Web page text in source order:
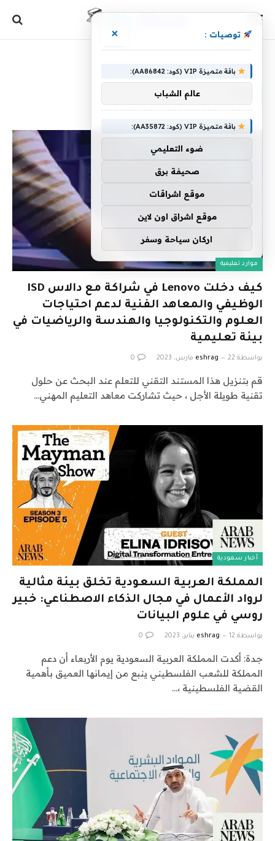
موارد تعليمية
كيف دخلت Lenovo في شراكة مع دالاس ISD
الوظيفي والمعاهد الفنية لدعم احتياجات
العلوم والتكنولوجيا والهندسة والرياضيات في
بيئة تعليمية
بواسطة eshrag 22 مارس، 2023 0
قم بتنزيل هذا المستند التقني للتعلم عند البحث عن حلول
تقنية طويلة الأجل ، حيث تشاركت معاهد التعليم المهني…
أخبار سعودية
المملكة العربية السعودية تخلق بيئة مثالية
لرواد الأعمال في مجال الذكاء الاصطناعي: خبير
روسي في علوم البيانات
بواسطة eshrag 12 يناير، 2023 0
جدة: أكدت المملكة العربية السعودية يوم الأربعاء أن دعم
المملكة للشعب الفلسطيني ينبع من إيمانها العميق بأهمية
القضية الفلسطينية ،…
توصيات : ×
باقة متميزة VIP (كود: AA86842):
عالم الشباب
باقة متميزة VIP (كود: AA35872):
ضوء التعليمي
صحيفة برق
موقع اشراقات
موقع اشراق اون لاين
اركان سياحة وسفر